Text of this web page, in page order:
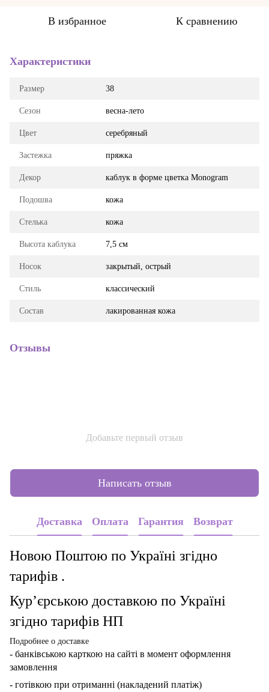
В избранное К сравнению
Характеристики
Размер 38
Сезон весна-лето
Цвет серебряный
Застежка пряжка
Декор каблук в форме цветка Monogram
Подошва кожа
Стелька кожа
Высота каблука 7,5 см
Носок закрытый, острый
Стиль классический
Состав лакированная кожа
Отзывы
Добавьте первый отзыв
Написать отзыв
Доставка Оплата Гарантия Возврат
Новою Поштою по Україні згідно
тарифів .
Кур’єрською доставкою по Україні
згідно тарифів НП
Подробнее о доставке
- банківською карткою на сайті в момент оформлення
замовлення
- готівкою при отриманні (накладений платіж)